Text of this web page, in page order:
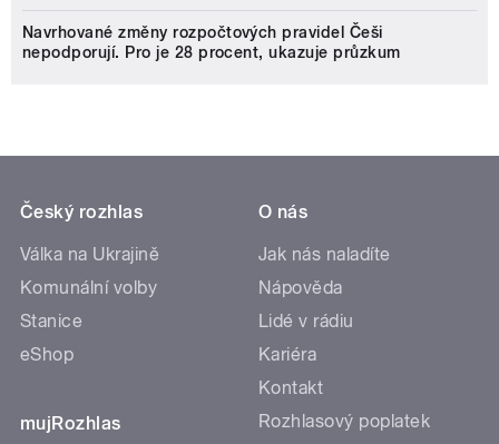
Navrhované změny rozpočtových pravidel Češi
nepodporují. Pro je 28 procent, ukazuje průzkum
Český rozhlas
Válka na Ukrajině
Komunální volby
Stanice
eShop
mujRozhlas
O nás
Jak nás naladíte
Nápověda
Lidé v rádiu
Kariéra
Kontakt
Rozhlasový poplatek